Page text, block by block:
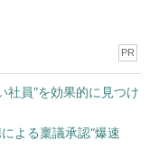
PR
社員”を効果的に見つけ
よる稟議承認“爆速